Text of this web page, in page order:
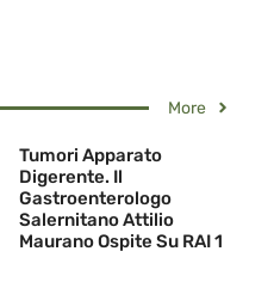
More
Tumori Apparato
Digerente. Il
Gastroenterologo
Salernitano Attilio
Maurano Ospite Su RAI 1